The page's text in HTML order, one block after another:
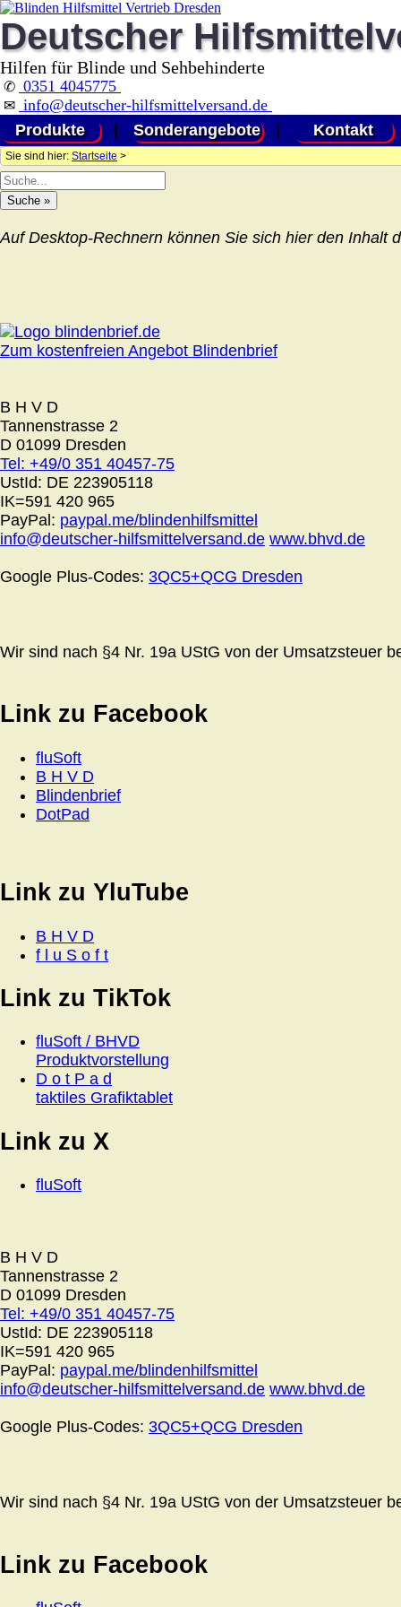
Deutscher
Hilfen für Blinde und Sehbehinderte
✆ 0351 4045775
✉ info@deutscher-hilfsmittelversand.de
Produkte
Sonderangebote Kontakt
Sie sind hier: Startseite >
Auf Desktop-Rechnern können Sie sich hier den Inhalt
Zum kostenfreien Angebot Blindenbrief
B H V D
Tannenstrasse 2
D 01099 Dresden
Tel: +49/0 351 40457-75
UstId: DE 223905118
IK=591 420 965
PayPal: paypal.me/blindenhilfsmittel
info@deutscher-hilfsmittelversand.de www.bhvd.de
Google Plus-Codes: 3QC5+QCG Dresden
Wir sind nach §4 Nr. 19a UStG von der Umsatzsteuer
Link zu Facebook
fluSoft
B H V D
Blindenbrief
DotPad
Link zu YluTube
B H V D
f l u S o f t
Link zu TikTok
fluSoft / BHVD
Produktvorstellung
D o t P a d
taktiles Grafiktablet
Link zu X
fluSoft
B H V D
Tannenstrasse 2
D 01099 Dresden
Tel: +49/0 351 40457-75
UstId: DE 223905118
IK=591 420 965
PayPal: paypal.me/blindenhilfsmittel
info@deutscher-hilfsmittelversand.de www.bhvd.de
Google Plus-Codes: 3QC5+QCG Dresden
Wir sind nach §4 Nr. 19a UStG von der Umsatzsteuer
Link zu Facebook